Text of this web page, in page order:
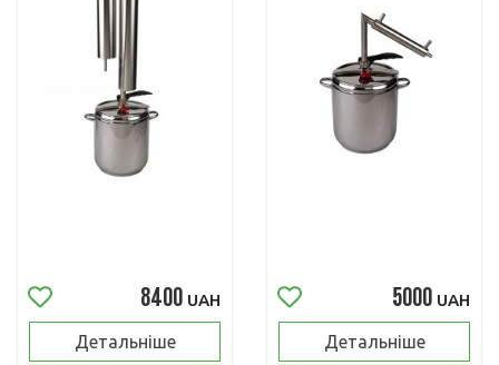
8400 UAH
Детальніше
5000 UAH
Детальніше